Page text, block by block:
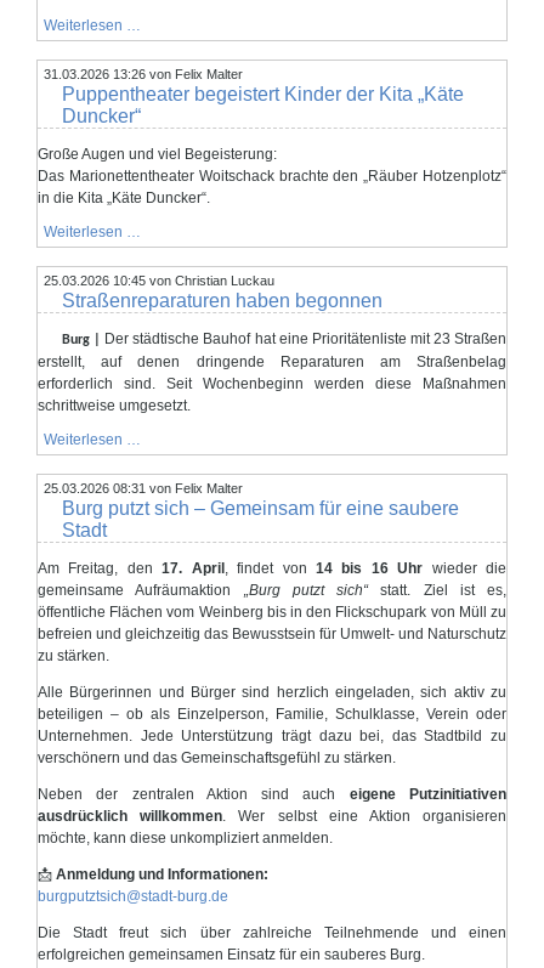
Weiterlesen …
„Ihlespatzen“
zu
Besuch
bei
Alpaka
Haucke
31.03.2026 13:26 von Felix Malter
Puppentheater begeistert Kinder der Kita „Käte
Duncker“
Große Augen und viel Begeisterung:
Das Marionettentheater Woitschack brachte den „Räuber Hotzenplotz“
in die Kita „Käte Duncker“.
Weiterlesen …
begeistert
Kinder
der
Kita
„Käte
Duncker“
25.03.2026 10:45 von Christian Luckau
Straßenreparaturen haben begonnen
Burg |
Der städtische Bauhof hat eine Prioritätenliste mit 23 Straßen
erstellt, auf denen dringende Reparaturen am Straßenbelag
erforderlich sind. Seit Wochenbeginn werden diese Maßnahmen
schrittweise umgesetzt.
Weiterlesen …
haben
begonnen
25.03.2026 08:31 von Felix Malter
Burg putzt sich – Gemeinsam für eine saubere
Stadt
Am Freitag, den17. April , findet von 14 bis 16 Uhr wieder die
gemeinsame Aufräumaktion „Burg putzt sich“statt. Ziel ist es,
öffentliche Flächen vom Weinberg bis in den Flickschupark von Müll zu
befreien und gleichzeitig das Bewusstsein für Umwelt- und Naturschutz
zu stärken.
Alle Bürgerinnen und Bürger sind herzlich eingeladen, sich aktiv zu
beteiligen – ob als Einzelperson, Familie, Schulklasse, Verein oder
Unternehmen. Jede Unterstützung trägt dazu bei, das Stadtbild zu
verschönern und das Gemeinschaftsgefühl zu stärken.
Neben der zentralen Aktion sind auch eigene Putzinitiativen
ausdrücklich willkommen. Wer selbst eine Aktion organisieren
möchte, kann diese unkompliziert anmelden.
📩 Anmeldung und Informationen:
burgputztsich@stadt-burg.de
Die Stadt freut sich über zahlreiche Teilnehmende und einen
erfolgreichen gemeinsamen Einsatz für ein sauberes Burg.